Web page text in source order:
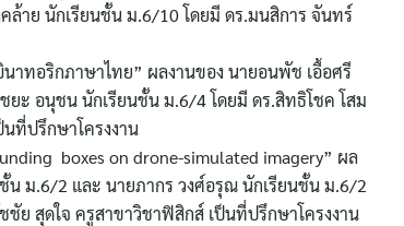
าย นักเรียนชั้น ม.6/10 โดยมี ดร.มนสิการ จันทร์
าทอริกภาษาไทย” ผลงานของ นายอนพัช เอื้อศรี
ะ อนุชน นักเรียนชั้น ม.6/4 โดยมี ดร.สิทธิโชค โสม
ที่ปรึกษาโครงงาน
boxes on drone-simulated imagery” ผล
ม.6/2 และ นายภากร วงศ์อรุณ นักเรียนชั้น ม.6/2
ย สุดใจ ครูสาขาวิชาฟิสิกส์ เป็นที่ปรึกษาโครงงาน